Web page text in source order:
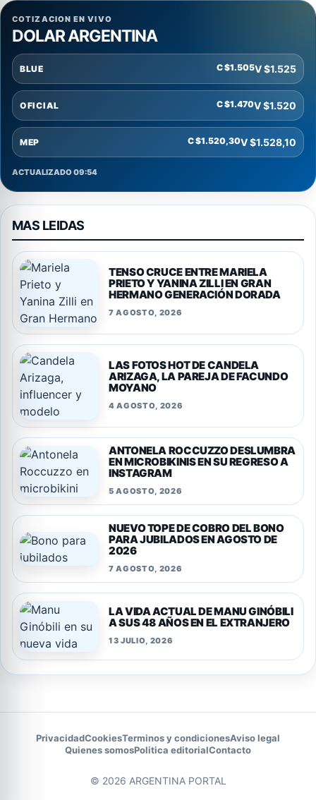
COTIZACION EN VIVO
DOLAR ARGENTINA
BLUE C $1.505V $1.525
OFICIAL C $1.470V $1.520
MEP C $1.520,30V $1.528,10
ACTUALIZADO 09:54
MAS LEIDAS
TENSO CRUCE ENTRE MARIELA
PRIETO Y YANINA ZILLI EN GRAN
HERMANO GENERACIÓN DORADA
7 AGOSTO, 2026
LAS FOTOS HOT DE CANDELA
ARIZAGA, LA PAREJA DE FACUNDO
MOYANO
4 AGOSTO, 2026
ANTONELA ROCCUZZO DESLUMBRA
EN MICROBIKINIS EN SU REGRESO A
INSTAGRAM
5 AGOSTO, 2026
NUEVO TOPE DE COBRO DEL BONO
PARA JUBILADOS EN AGOSTO DE
2026
7 AGOSTO, 2026
LA VIDA ACTUAL DE MANU GINÓBILI
A SUS 48 AÑOS EN EL EXTRANJERO
13 JULIO, 2026
PrivacidadCookiesTerminos y condicionesAviso legal
Quienes somosPolitica editorialContacto
© 2026 ARGENTINA PORTAL